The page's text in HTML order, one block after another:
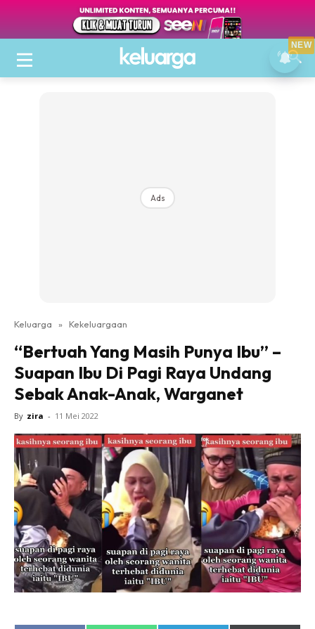
Ads
Keluarga » Kekeluargaan
“Bertuah Yang Masih Punya Ibu” –
Suapan Ibu Di Pagi Raya Undang
Sebak Anak-Anak, Warganet
By zira - 11 Mei 2022
NEW